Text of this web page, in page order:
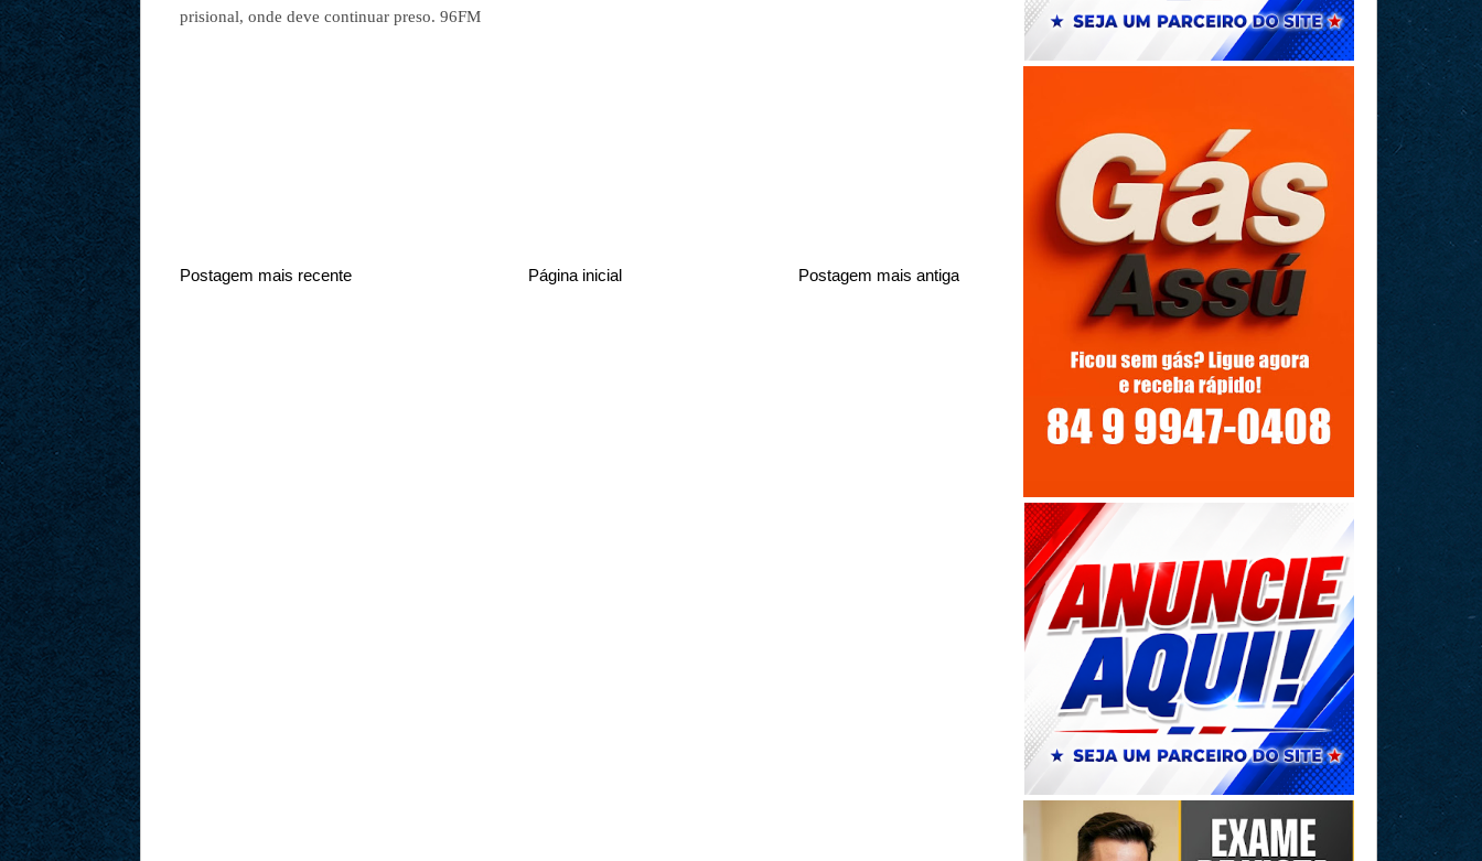
prisional, onde deve continuar preso. 96FM
Postagem mais recente Postagem mais antiga
Página inicial